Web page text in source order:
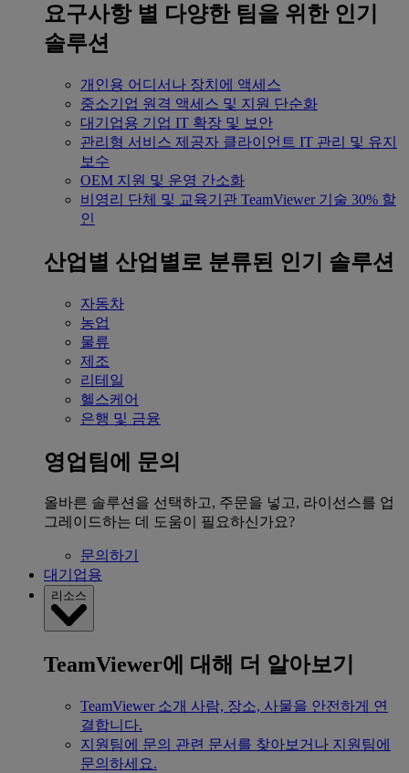
요구사항 별 다양한 팀을 위한 인기
솔루션
개인용 어디서나 장치에 액세스
중소기업 원격 액세스 및 지원 단순화
대기업용 기업 IT 확장 및 보안
관리형 서비스 제공자 클라이언트 IT 관리 및 유지
보수
OEM 지원 및 운영 간소화
비영리 단체 및 교육기관 TeamViewer 기술 30% 할
인
산업별 산업별로 분류된 인기 솔루션
자동차
농업
물류
제조
리테일
헬스케어
은행 및 금융
영업팀에 문의
올바른 솔루션을 선택하고, 주문을 넣고, 라이선스를 업
그레이드하는 데 도움이 필요하신가요?
문의하기
대기업용
리소스
TeamViewer에 대해 더 알아보기
TeamViewer 소개 사람, 장소, 사물을 안전하게 연
결합니다.
지원팀에 문의 관련 문서를 찾아보거나 지원팀에
문의하세요.